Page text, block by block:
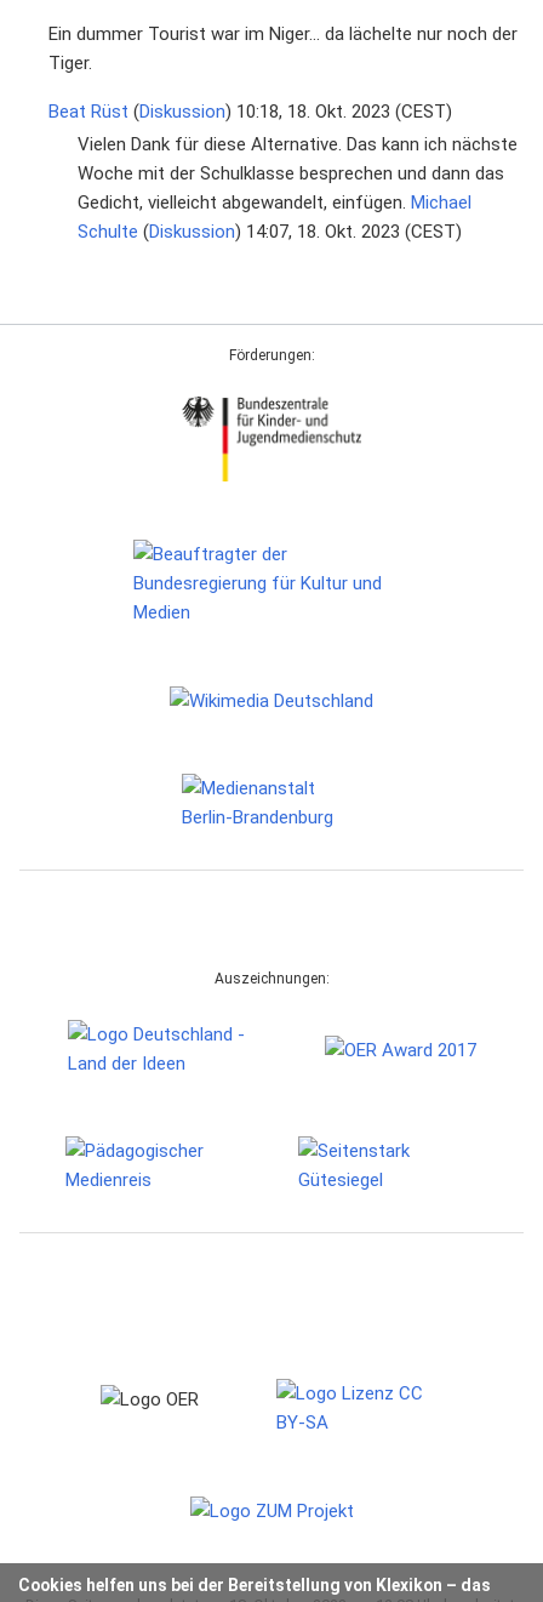
Ein dummer Tourist war im Niger... da lächelte nur noch der
Tiger.
Beat Rüst (Diskussion) 10:18, 18. Okt. 2023 (CEST)
Vielen Dank für diese Alternative. Das kann ich nächste
Woche mit der Schulklasse besprechen und dann das
Gedicht, vielleicht abgewandelt, einfügen. Michael
Schulte (Diskussion) 14:07, 18. Okt. 2023 (CEST)
Cookies helfen uns bei der Bereitstellung von Klexikon – das
Förderungen:
Auszeichnungen: